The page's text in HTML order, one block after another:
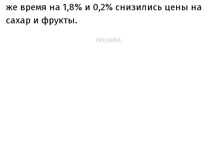
же время на 1,8% и 0,2% снизились цены на
сахар и фрукты.
РЕКЛАМА: